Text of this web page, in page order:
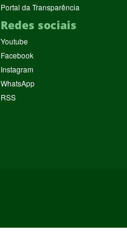
janela)
nova
janela)
Portal da Transparência
Redes sociais
Youtube(abre
em
nova
janela)
Facebook(abre
nova
janela)
Instagram(abre
nova
WhatsApp(abre
RSS(abre